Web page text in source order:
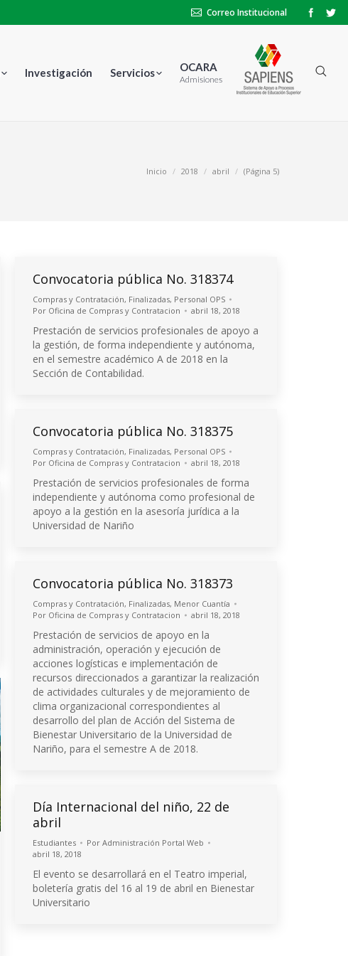
Correo Institucional
Investigación Servicios OCARA
Admisiones
Inicio 2018 abril (Página 5)
Convocatoria pública No. 318374
Compras y Contratación, Finalizadas, Personal OPS
Por Oficina de Compras y Contratacion abril 18, 2018
Prestación de servicios profesionales de apoyo a
la gestión, de forma independiente y autónoma,
en el semestre académico A de 2018 en la
Sección de Contabilidad.
Convocatoria pública No. 318375
Compras y Contratación, Finalizadas, Personal OPS
Por Oficina de Compras y Contratacion abril 18, 2018
Prestación de servicios profesionales de forma
independiente y autónoma como profesional de
apoyo a la gestión en la asesoría jurídica a la
Universidad de Nariño
Convocatoria pública No. 318373
Compras y Contratación, Finalizadas, Menor Cuantía
Por Oficina de Compras y Contratacion abril 18, 2018
Prestación de servicios de apoyo en la
administración, operación y ejecución de
acciones logísticas e implementación de
recursos direccionados a garantizar la realización
de actividades culturales y de mejoramiento de
clima organizacional correspondientes al
desarrollo del plan de Acción del Sistema de
Bienestar Universitario de la Universidad de
Nariño, para el semestre A de 2018.
Día Internacional del niño, 22 de
abril
Estudiantes Por Administración Portal Web
abril 18, 2018
El evento se desarrollará en el Teatro imperial,
boletería gratis del 16 al 19 de abril en Bienestar
Universitario